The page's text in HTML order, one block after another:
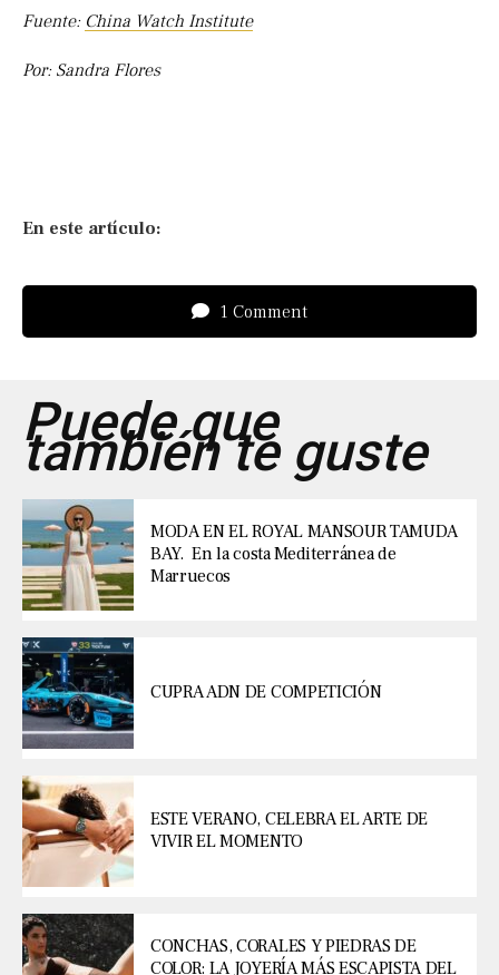
Fuente: China Watch Institute
Por: Sandra Flores
En este artículo:
1 Comment
Puede que
también te guste
MODA EN EL ROYAL MANSOUR TAMUDA
BAY. En la costa Mediterránea de
Marruecos
CUPRA ADN DE COMPETICIÓN
ESTE VERANO, CELEBRA EL ARTE DE
VIVIR EL MOMENTO
CONCHAS, CORALES Y PIEDRAS DE
COLOR: LA JOYERÍA MÁS ESCAPISTA DEL